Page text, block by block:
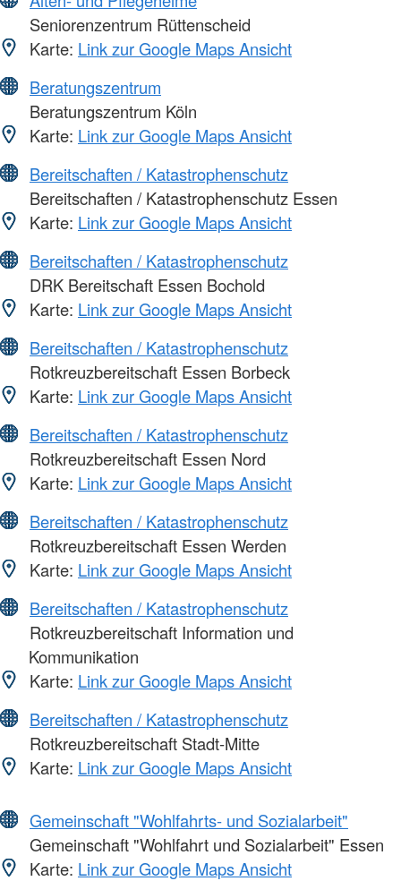
Seniorenzentrum Rüttenscheid
Karte: Link zur Google Maps Ansicht
Beratungszentrum
Beratungszentrum Köln
Karte: Link zur Google Maps Ansicht
Bereitschaften / Katastrophenschutz
Bereitschaften / Katastrophenschutz Essen
Karte: Link zur Google Maps Ansicht
Bereitschaften / Katastrophenschutz
DRK Bereitschaft Essen Bochold
Karte: Link zur Google Maps Ansicht
Bereitschaften / Katastrophenschutz
Rotkreuzbereitschaft Essen Borbeck
Karte: Link zur Google Maps Ansicht
Bereitschaften / Katastrophenschutz
Rotkreuzbereitschaft Essen Nord
Karte: Link zur Google Maps Ansicht
Bereitschaften / Katastrophenschutz
Rotkreuzbereitschaft Essen Werden
Karte: Link zur Google Maps Ansicht
Bereitschaften / Katastrophenschutz
Rotkreuzbereitschaft Information und
Kommunikation
Karte: Link zur Google Maps Ansicht
Bereitschaften / Katastrophenschutz
Rotkreuzbereitschaft Stadt-Mitte
Karte: Link zur Google Maps Ansicht
Gemeinschaft "Wohlfahrts- und Sozialarbeit"
Gemeinschaft "Wohlfahrt und Sozialarbeit" Essen
Karte: Link zur Google Maps Ansicht